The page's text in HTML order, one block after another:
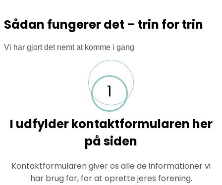
Sådan fungerer det – trin for trin
Vi har gjort det nemt at komme i gang
1
I udfylder kontaktformularen her
på siden
Kontaktformularen giver os alle de informationer vi
har brug for, for at oprette jeres forening.